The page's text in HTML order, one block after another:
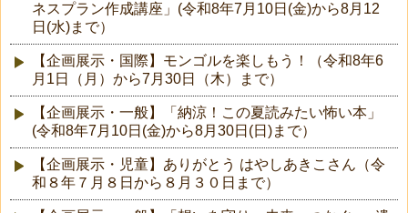
ネスプラン作成講座」(令和8年7月10日(金)から8月12
日(水)まで）
【企画展示・国際】モンゴルを楽しもう！（令和8年6
月1日（月）から7月30日（木）まで）
【企画展示・一般】「納涼！この夏読みたい怖い本」
(令和8年7月10日(金)から8月30日(日)まで）
【企画展示・児童】ありがとう はやしあきこさん（令
和８年７月８日から８月３０日まで）